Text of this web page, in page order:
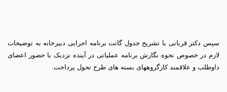
سپس دکتر قربانی با تشریح جدول گانت برنامه اجرایی دبیرخانه به توضیحات
لازم در خصوص نحوه نگارش برنامه عملیاتی در آینده نزدیک با حضور اعضای
داوطلب و علاقمند کارگروههای بسته های طرح تحول پرداخت.